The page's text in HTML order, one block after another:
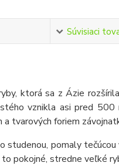
Súvisiaci
ktorá sa z Ázie
vznikla asi pred
tvarových foriem
studenou, pomaly
pokojné, stredne veľké